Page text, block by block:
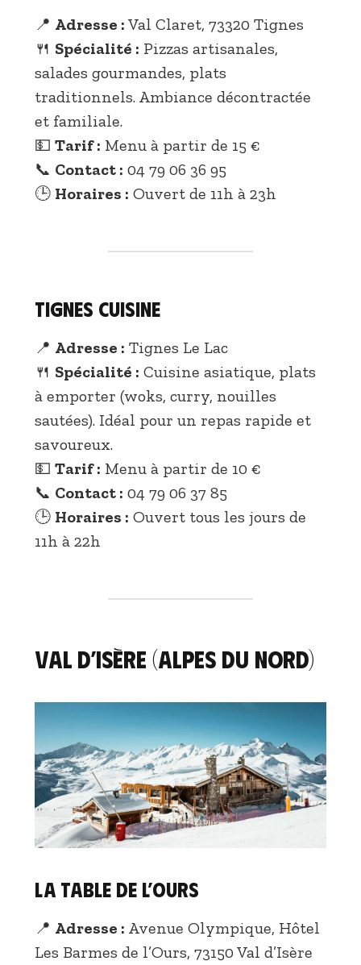
📍 Adresse : Val Claret, 73320 Tignes
🍴 Spécialité : Pizzas artisanales,
salades gourmandes, plats
traditionnels. Ambiance décontractée
et familiale.
💵 Tarif : Menu à partir de 15 €
📞 Contact : 04 79 06 36 95
🕒 Horaires : Ouvert de 11h à 23h
Tignes Cuisine
📍 Adresse : Tignes Le Lac
🍴 Spécialité : Cuisine asiatique, plats
à emporter (woks, curry, nouilles
sautées). Idéal pour un repas rapide et
savoureux.
💵 Tarif : Menu à partir de 10 €
📞 Contact : 04 79 06 37 85
🕒 Horaires : Ouvert tous les jours de
11h à 22h
Val d’Isère (ALpes du Nord)
La Table de l’Ours
📍 Adresse : Avenue Olympique, Hôtel
Les Barmes de l’Ours, 73150 Val d’Isère